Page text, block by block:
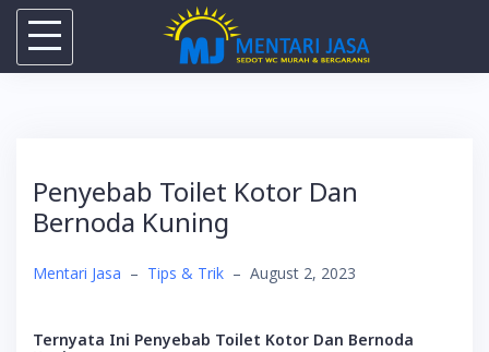
Skip
Penyebab Toilet Kotor Dan
Bernoda Kuning
Mentari Jasa – Tips & Trik – August 2, 2023
Ternyata Ini Penyebab Toilet Kotor Dan Bernoda